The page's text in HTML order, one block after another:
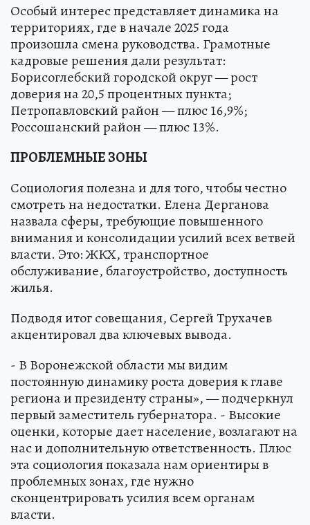
Особый интерес представляет динамика на
территориях, где в начале 2025 года
произошла смена руководства. Грамотные
кадровые решения дали результат:
Борисоглебский городской округ — рост
доверия на 20,5 процентных пункта;
Петропавловский район — плюс 16,9%;
Россошанский район — плюс 13%.
ПРОБЛЕМНЫЕ ЗОНЫ
Социология полезна и для того, чтобы честно
смотреть на недостатки. Елена Дерганова
назвала сферы, требующие повышенного
внимания и консолидации усилий всех ветвей
власти. Это: ЖКХ, транспортное
обслуживание, благоустройство, доступность
жилья.
Подводя итог совещания, Сергей Трухачев
акцентировал два ключевых вывода.
- В Воронежской области мы видим
постоянную динамику роста доверия к главе
региона и президенту страны», — подчеркнул
первый заместитель губернатора. - Высокие
оценки, которые дает население, возлагают на
нас и дополнительную ответственность. Плюс
эта социология показала нам ориентиры в
проблемных зонах, где нужно
сконцентрировать усилия всем органам
власти.